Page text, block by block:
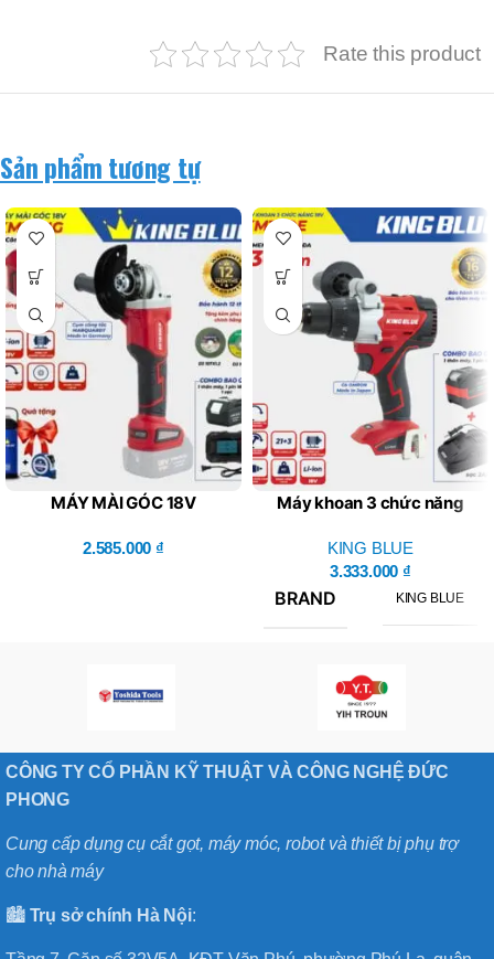
Rate this product
Sản phẩm tương tự
MÁY MÀI GÓC 18V
1 Thân Máy, 1 Pin, 1 Sạc)
2.585.000 ₫
Máy khoan 3 chức năng
(Combo Bao Gồm 1 Thân
Máy, 1 Pin, 1 Sạc)
KING BLUE
3.333.000 ₫
BRAND KING BLUE
CÔNG TY CỔ PHẦN KỸ THUẬT VÀ CÔNG NGHỆ ĐỨC
PHONG
Cung cấp dụng cụ cắt gọt, máy móc, robot và thiết bị phụ trợ
cho nhà máy
🏙️ Trụ sở chính Hà Nội: